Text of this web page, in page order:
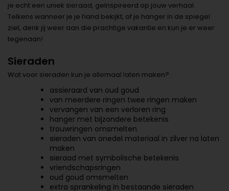
je echt een uniek sieraad, geïnspireerd op jouw verhaal.
Telkens wanneer je je hand bekijkt, of je hanger in de spiegel
ziet, denk jij weer aan die prachtige vakantie en kun je er weer
tegenaan!
Sieraden
Wat voor sieraden kun je allemaal laten maken?
assieraard van oud goud
van meerdere ringen twee ringen maken
vervangen van een verloren ring
hanger met bijzondere betekenis
trouwringen omsmelten
sieraden van onedel materiaal in zilver na laten
maken
sieraad met symbolische betekenis
vriendschapsringen
oud goud omsmelten
extra sprankeling in bestaande sieraden